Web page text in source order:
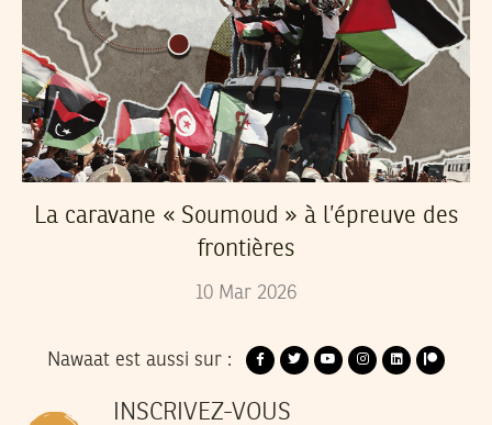
La caravane « Soumoud » à l’épreuve des
frontières
10 Mar 2026
Nawaat est aussi sur :
INSCRIVEZ-VOUS